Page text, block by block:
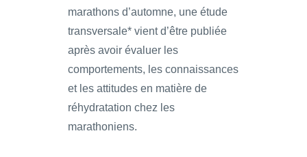
marathons d’automne, une étude
transversale* vient d’être publiée
après avoir évaluer les
comportements, les connaissances
et les attitudes en matière de
réhydratation chez les
marathoniens.